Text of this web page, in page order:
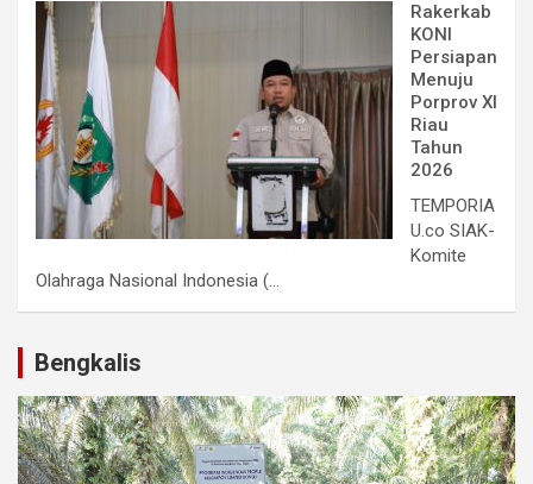
Rakerkab
KONI
Persiapan
Menuju
Porprov XI
Riau
Tahun
2026
TEMPORIA
U.co SIAK-
Komite
Olahraga Nasional Indonesia (...
Bengkalis